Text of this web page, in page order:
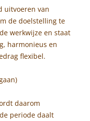
uitvoeren van
de doelstelling te
werkwijze en staat
harmonieus en
flexibel.
daarom
periode daalt